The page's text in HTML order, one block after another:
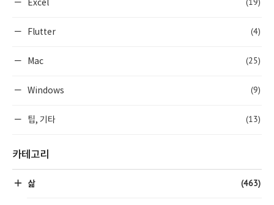
Excel
Flutter (4)
Mac (25)
Windows (9)
팁, 기타 (13)
카테고리
삶 (463)